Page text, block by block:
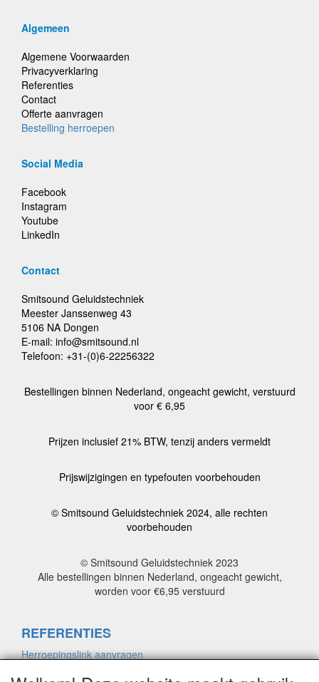
Algemeen
Algemene Voorwaarden
Privacyverklaring
Referenties
Contact
Offerte aanvragen
Bestelling herroepen
Social Media
Facebook
Instagram
Youtube
LinkedIn
Contact
Smitsound Geluidstechniek
Meester Janssenweg 43
5106 NA Dongen
E-mail: info@smitsound.nl
Telefoon: +31-(0)6-22256322
Bestellingen binnen Nederland, ongeacht gewicht, verstuurd
voor € 6,95
Prijzen inclusief 21% BTW, tenzij anders vermeldt
Prijswijzigingen en typefouten voorbehouden
© Smitsound Geluidstechniek 2024, alle rechten
voorbehouden
© Smitsound Geluidstechniek 2023
Alle bestellingen binnen Nederland, ongeacht gewicht,
worden voor €6,95 verstuurd
REFERENTIES
Herroepingslink aanvragen